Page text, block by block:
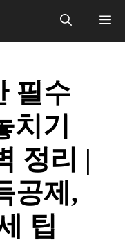
메
필수
치기
정리 |
공제,
팁